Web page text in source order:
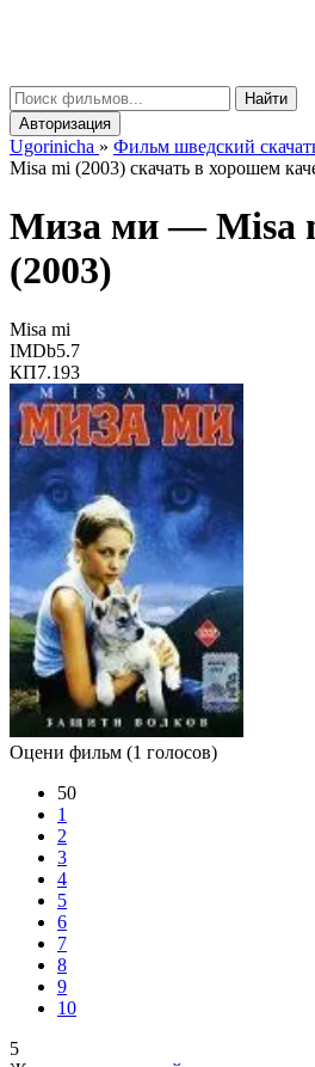
Найти
Авторизация
Ugorinicha » Фильм шведский
Misa mi (2003) скачать в хорошем
Миза ми —Misa
(2003)
Misa mi
IMDb5.7
КП7.193
Оцени фильм (1 голосов)
50
1
2
3
4
5
6
7
8
9
10
5